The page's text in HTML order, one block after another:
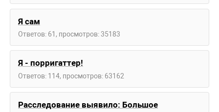
Я сам
Ответов: 61, просмотров: 35183
Я - порригаттер!
Ответов: 114, просмотров: 63162
Расследование выявило: Большое